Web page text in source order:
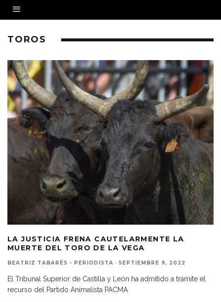
TOROS
LA JUSTICIA FRENA CAUTELARMENTE LA
MUERTE DEL TORO DE LA VEGA
BEATRIZ TABARÉS - PERIODISTA · SEPTIEMBRE 9, 2022
El Tribunal Superior de Castilla y León ha admitido a trámite el
recurso del Partido Animalista PACMA